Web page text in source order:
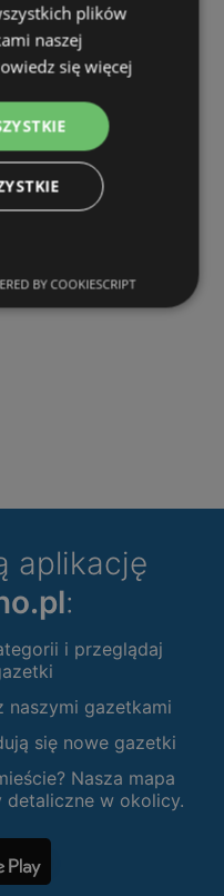
aplikację
:
i przeglądaj
naszymi gazetkami
się nowe gazetki
Nasza mapa
w okolicy.
plików
naszej
się więcej
BY COOKIESCRIPT